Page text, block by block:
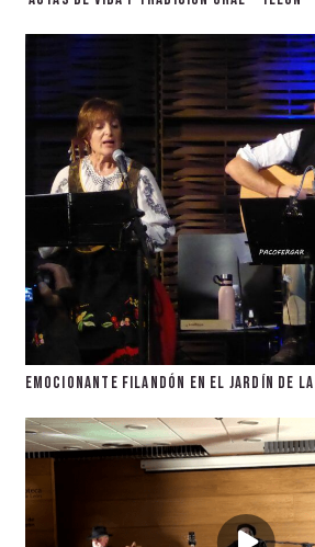
Emocionante filandón en el jardín de